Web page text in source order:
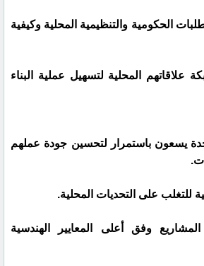
الحكومية والتنظيمية المحلية وكيفية
المحلية لتسهيل عملية البناء
يسعون باستمرار لتحسين جودة عملهم
للتغلب على التحديات المحلية.
وفق أعلى المعايير الهندسية